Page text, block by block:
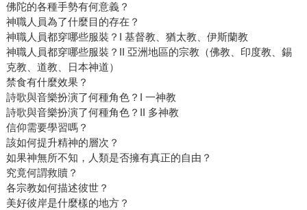
佛陀的各種手勢有何意義？
神職人員為了什麼目的存在？
神職人員都穿哪些服裝？I 基督教、猶太教、伊斯蘭教
神職人員都穿哪些服裝？II 亞洲地區的宗教（佛教、印度教、錫
克教、道教、日本神道）
禁食有什麼效果？
詩歌與音樂扮演了何種角色？I 一神教
詩歌與音樂扮演了何種角色？II 多神教
信仰需要學習嗎？
該如何提升精神的層次？
如果神無所不知，人類是否擁有真正的自由？
究竟何謂救贖？
各宗教如何描述彼世？
美好彼岸是什麼樣的地方？